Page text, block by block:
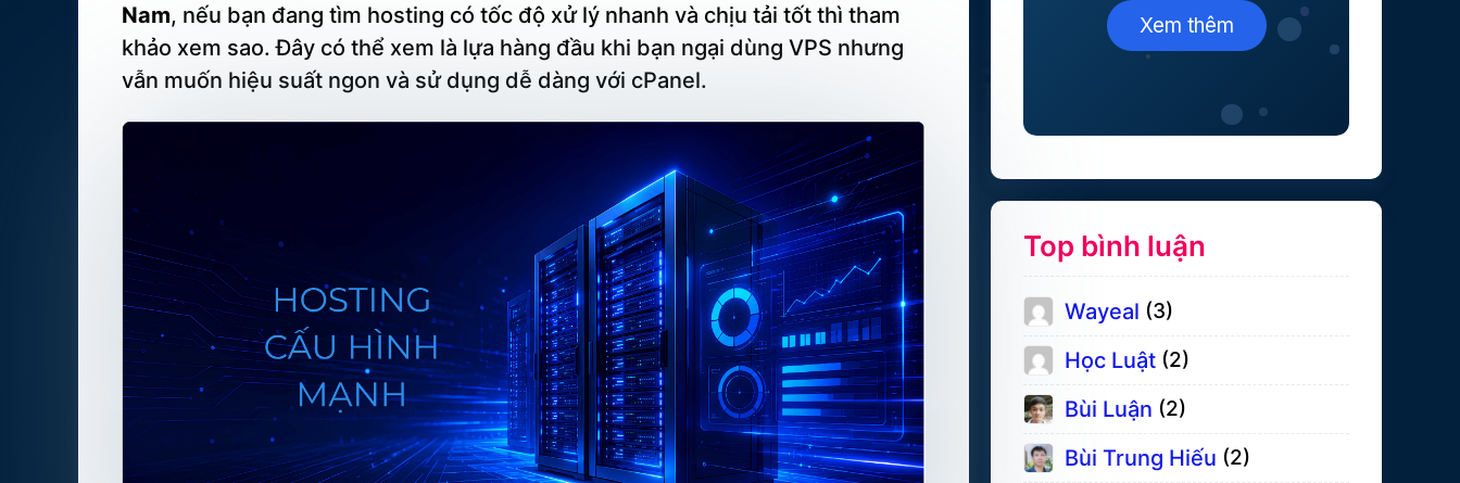
Nam, nếu bạn đang tìm hosting có tốc độ xử lý nhanh và chịu tải tốt thì tham
khảo xem sao. Đây có thể xem là lựa hàng đầu khi bạn ngại dùng VPS nhưng
vẫn muốn hiệu suất ngon và sử dụng dễ dàng với cPanel.
Xem thêm
Top bình luận
Wayeal (3)
Học Luật (2)
Bùi Luận (2)
Bùi Trung Hiếu (2)